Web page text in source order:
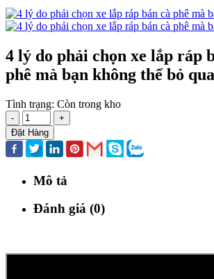
4 lý do phải chọn xe lắp ráp
phê mà bạn không thể bỏ qua
Tình trạng: Còn trong kho
-
+
Đặt Hàng
Mô tả
Đánh giá (0)